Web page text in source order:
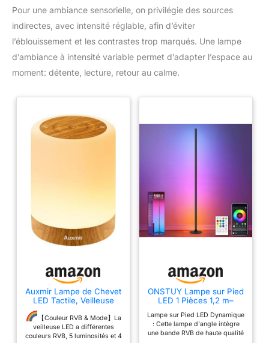
Pour une ambiance sensorielle, on privilégie des sources
indirectes, avec intensité réglable, afin d’éviter
l’éblouissement et les contrastes trop marqués. Une lampe
d’ambiance à intensité variable permet d’adapter l’espace au
moment: détente, lecture, retour au calme.
Auxmir Lampe de Chevet
LED Tactile, Veilleuse
Bébé Rechargeable, Brun
Clair
【Couleur RVB & Mode】La
veilleuse LED a différentes
couleurs RVB, 5 luminosités et 4
ONSTUY Lampe sur Pied
LED 1 Pièces 1,2 m–
RGBW pour Salon avec
Télécommande et
Application,16 Millions de
Lampe sur Pied LED Dynamique
: Cette lampe d'angle intègre
une bande RVB de haute qualité